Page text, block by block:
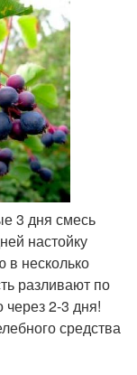
3 дня смесь
настойку
несколько
разливают по
2-3 дня!
средства